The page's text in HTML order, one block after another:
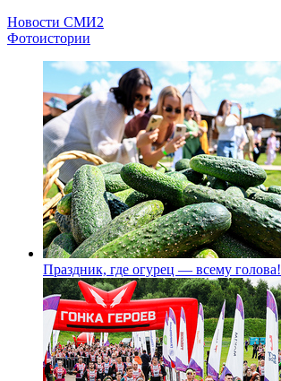
Новости СМИ2
Фотоистории
Праздник, где огурец — всему голова!